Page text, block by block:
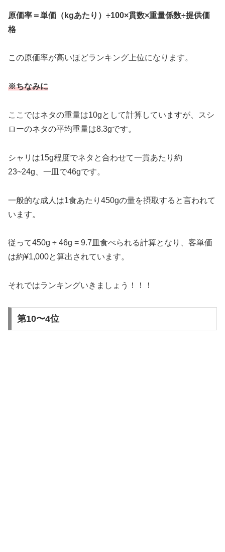
原価率＝単価（kgあたり）÷100×貫数×重量係数÷提供価
格
この原価率が高いほどランキング上位になります。
※ちなみに
ここではネタの重量は10gとして計算していますが、スシ
ローのネタの平均重量は8.3gです。
シャリは15g程度でネタと合わせて一貫あたり約
23~24g、一皿で46gです。
一般的な成人は1食あたり450gの量を摂取すると言われて
います。
従って450g ÷ 46g = 9.7皿食べられる計算となり、客単価
は約¥1,000と算出されています。
それではランキングいきましょう！！！
第10〜4位